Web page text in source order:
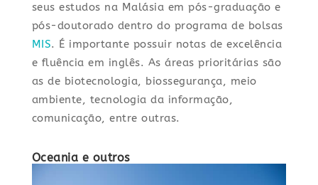
seus estudos na Malásia em pós-graduação e
pós-doutorado dentro do programa de bolsas
MIS. É importante possuir notas de excelência
e fluência em inglês. As áreas prioritárias são
as de biotecnologia, biossegurança, meio
ambiente, tecnologia da informação,
comunicação, entre outras.
Oceania e outros